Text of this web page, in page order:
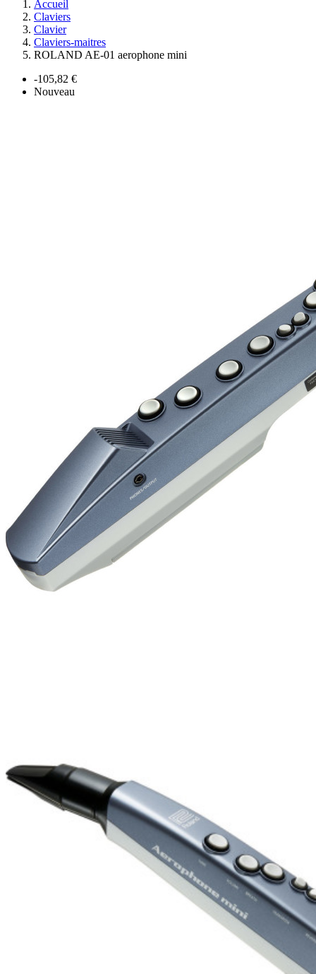
Accueil
Claviers
Clavier
Claviers-maitres
ROLAND AE-01 aerophone mini
-105,82 €
Nouveau